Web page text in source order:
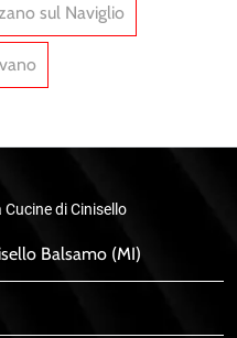
sul Naviglio
di Cinisello
Balsamo (MI)